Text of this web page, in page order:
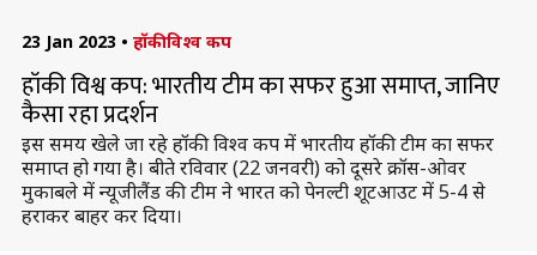
23 Jan 2023 • हॉकी विश्व कप
हॉकी विश्व कप: भारतीय टीम का सफर हुआ समाप्त, जानिए
कैसा रहा प्रदर्शन
इस समय खेले जा रहे हॉकी विश्व कप में भारतीय हॉकी टीम का सफर
समाप्त हो गया है। बीते रविवार (22 जनवरी) को दूसरे क्रॉस-ओवर
मुकाबले में न्यूजीलैंड की टीम ने भारत को पेनल्टी शूटआउट में 5-4 से
हराकर बाहर कर दिया।